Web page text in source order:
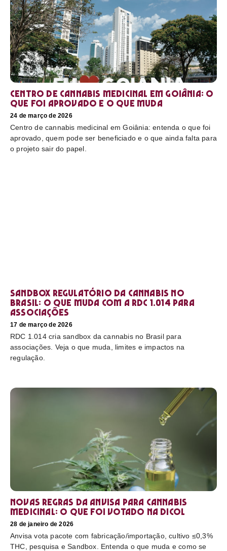
Centro de cannabis medicinal em Goiânia: o
que foi aprovado e o que muda
24 de março de 2026
Centro de cannabis medicinal em Goiânia: entenda o que foi
aprovado, quem pode ser beneficiado e o que ainda falta para
o projeto sair do papel.
Sandbox regulatório da cannabis no
Brasil: o que muda com a RDC 1.014 para
associações
17 de março de 2026
RDC 1.014 cria sandbox da cannabis no Brasil para
associações. Veja o que muda, limites e impactos na
regulação.
Novas regras da Anvisa para cannabis
medicinal: o que foi votado na Dicol
28 de janeiro de 2026
Anvisa vota pacote com fabricação/importação, cultivo ≤0,3%
THC, pesquisa e Sandbox. Entenda o que muda e como se